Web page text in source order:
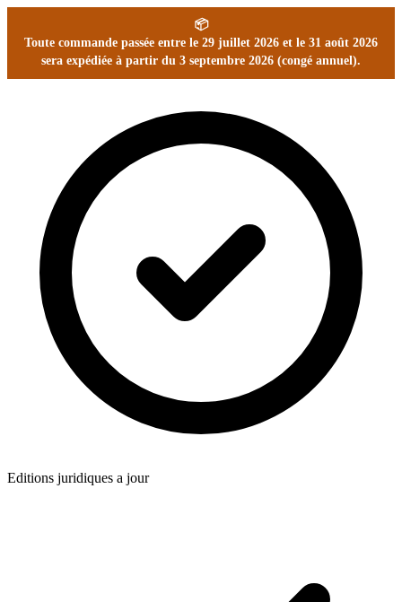
📦
Toute commande passée entre le 29 juillet 2026 et le 31 août 2026
sera expédiée à partir du 3 septembre 2026 (congé annuel).
Editions juridiques a jour